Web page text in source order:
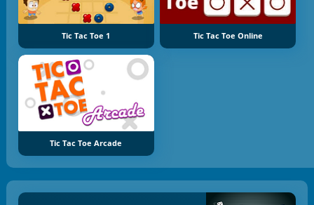
Tic Tac Toe 1 Tic Tac Toe Online
Tic Tac Toe Arcade